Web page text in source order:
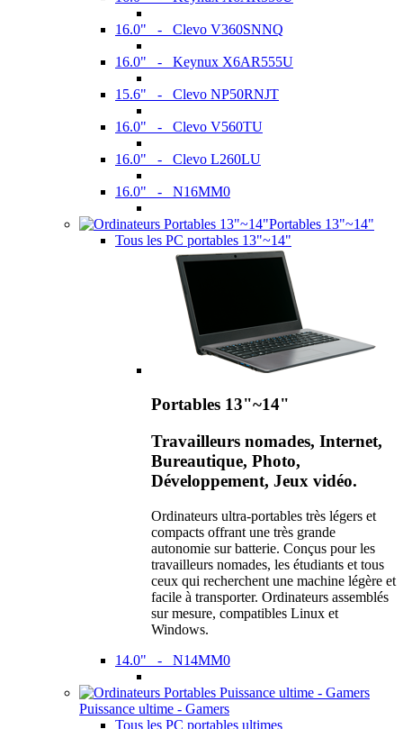
16.0" - Clevo V360SNNQ
16.0" - Keynux X6AR555U
15.6" - Clevo NP50RNJT
16.0" - Clevo V560TU
16.0" - Clevo L260LU
16.0" - N16MM0
Portables 13"~14"
Tous les PC portables 13"~14"
Portables 13"~14"
Travailleurs nomades, Internet,
Bureautique, Photo,
Développement, Jeux vidéo.
Ordinateurs ultra-portables très légers et
compacts offrant une très grande
autonomie sur batterie. Conçus pour les
travailleurs nomades, les étudiants et tous
ceux qui recherchent une machine légère et
facile à transporter. Ordinateurs assemblés
sur mesure, compatibles Linux et
Windows.
14.0" - N14MM0
Puissance ultime - Gamers
Tous les PC portables ultimes